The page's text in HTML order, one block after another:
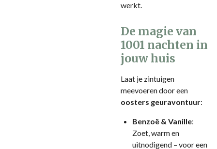
werkt.
De magie van
1001 nachten in
jouw huis
Laat je zintuigen
meevoeren door een
oosters geuravontuur:
Benzoë & Vanille:
Zoet, warm en
uitnodigend – voor een